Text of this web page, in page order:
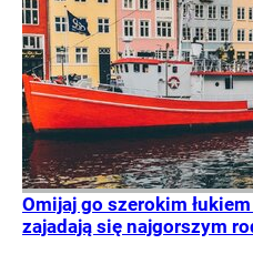
Omijaj go szerokim
zajadają się najgorszym